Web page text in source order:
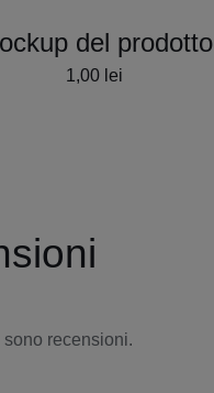
del prodotto
1,00 lei
recensioni.